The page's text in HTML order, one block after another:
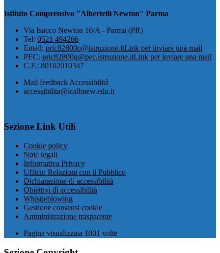
Istituto Comprensivo "Albertelli Newton" Parma
Via Isacco Newton 16/A - Parma (PR)
Tel: 0521 494266
Email: pric82800q@istruzione.itLink per inviare una mail
PEC: pric82800q@pec.istruzione.itLink per inviare una mail
C.F.: 80102010347
Mail feedback Accessibilità
accessibilita@icalbnew.edu.it
Sezione Link Utili
Cookie policy
Note legali
Informativa Privacy
Ufficio Relazioni con il Pubblico
Dichiarazione di accessibilità
Obiettivi di accessibilità
Whistleblowing
Gestione consensi cookie
Amministrazione trasparente
Pagina visualizzata 1001 volte